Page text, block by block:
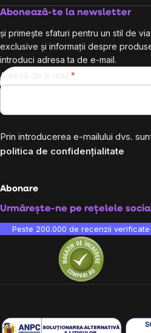
Abonează-te la newsletter
și primește sfaturi pentru un stil de
exclusive și informații despre
introduci adresa ta de e-mail.
Adresă de e-mail
Prin introducerea e-mailului dvs.
politica de confidențialitate
Abonare
Urmărește-ne pe rețelele
Peste 200.000 de recenzii verificate